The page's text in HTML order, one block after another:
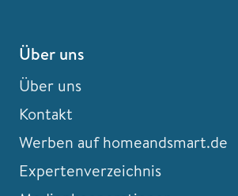
Über uns
Über uns
Kontakt
Werben auf homeandsmart.de
Expertenverzeichnis